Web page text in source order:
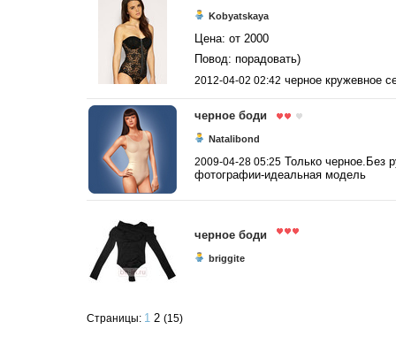
Kobyatskaya
Цена: от 2000
Повод: порадовать)
2012-04-02 02:42 черное кружевное
черное боди
Natalibond
2009-04-28 05:25 Только черное.Без
фотографии-идеальная модель
черное боди
briggite
Страницы: 1 2 (15)